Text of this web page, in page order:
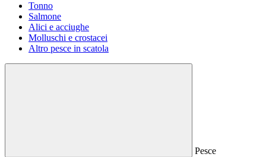
Tonno
Salmone
Alici e acciughe
Molluschi e crostacei
Altro pesce in scatola
Pesce